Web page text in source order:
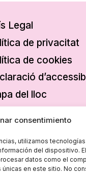
consentimiento
utilizamos
del dispositivo.
datos como el
en este sitio. No
Legal
de privacitat
de cookies
del lloc